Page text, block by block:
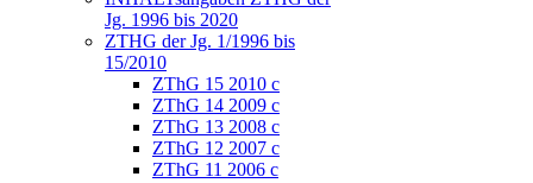
Jg. 1996 bis 2020
ZTHG der Jg. 1/1996 bis
15/2010
ZThG 15 2010 c
ZThG 14 2009 c
ZThG 13 2008 c
ZThG 12 2007 c
ZThG 11 2006 c